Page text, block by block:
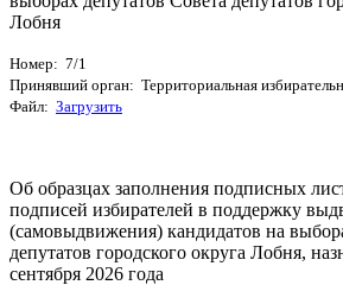
Лобня
Номер: 7/1
Принявший орган: Территориальная
Файл: Загрузить
Об образцах заполнения подписных
подписей избирателей в поддержку
(самовыдвижения) кандидатов на
депутатов городского округа Лобня,
сентября 2026 года